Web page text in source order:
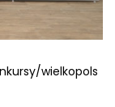
wielkopols